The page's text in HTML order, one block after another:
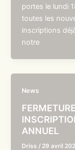
portes le lundi
toutes les
inscriptions
notre
News
ANNUEL
Driss / 29 avril